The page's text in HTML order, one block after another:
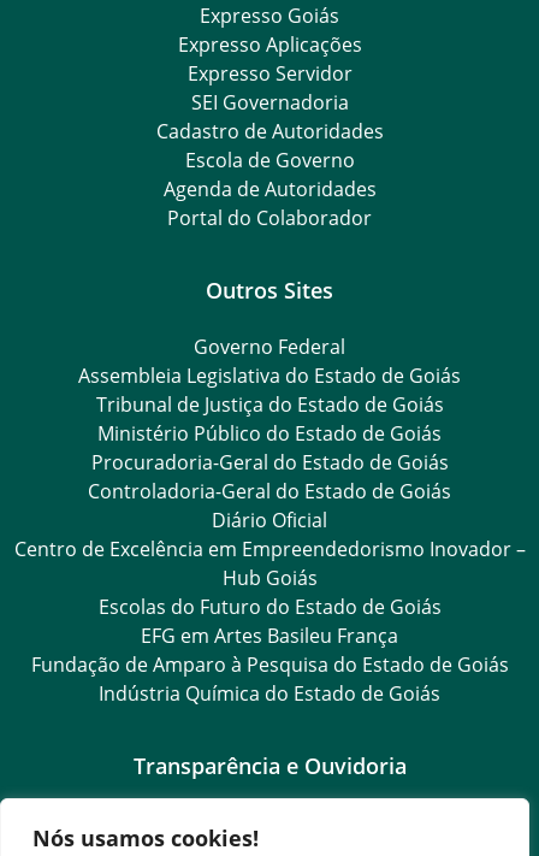
Nós usamos cookies!
Expresso Goiás
Expresso Aplicações
Expresso Servidor
SEI Governadoria
Cadastro de Autoridades
Escola de Governo
Agenda de Autoridades
Portal do Colaborador
Outros Sites
Governo Federal
Assembleia Legislativa do Estado de Goiás
Tribunal de Justiça do Estado de Goiás
Ministério Público do Estado de Goiás
Procuradoria-Geral do Estado de Goiás
Controladoria-Geral do Estado de Goiás
Diário Oficial
Centro de Excelência em Empreendedorismo Inovador –
Hub Goiás
Escolas do Futuro do Estado de Goiás
EFG em Artes Basileu França
Fundação de Amparo à Pesquisa do Estado de Goiás
Indústria Química do Estado de Goiás
Transparência e Ouvidoria